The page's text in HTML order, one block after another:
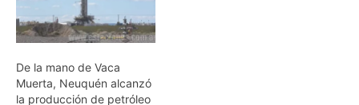
De la mano de Vaca
Muerta, Neuquén alcanzó
la producción de petróleo